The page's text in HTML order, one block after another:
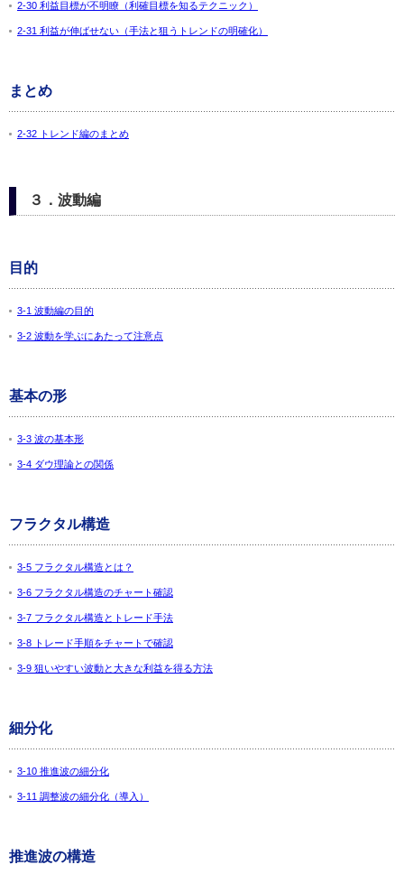
2-30 利益目標が不明瞭（利確目標を知るテクニック）
2-31 利益が伸ばせない（手法と狙うトレンドの明確化）
まとめ
2-32 トレンド編のまとめ
３．波動編
目的
3-1 波動編の目的
3-2 波動を学ぶにあたって注意点
基本の形
3-3 波の基本形
3-4 ダウ理論との関係
フラクタル構造
3-5 フラクタル構造とは？
3-6 フラクタル構造のチャート確認
3-7 フラクタル構造とトレード手法
3-8 トレード手順をチャートで確認
3-9 狙いやすい波動と大きな利益を得る方法
細分化
3-10 推進波の細分化
3-11 調整波の細分化（導入）
推進波の構造